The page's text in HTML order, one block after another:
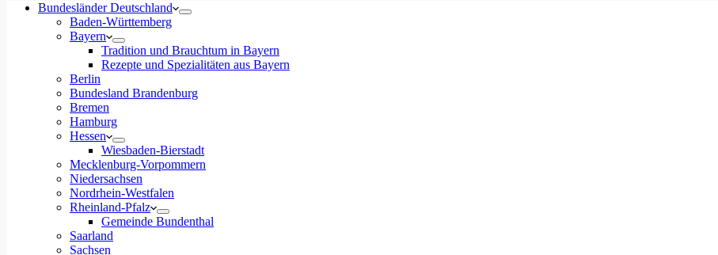
Bundesländer Deutschland
Baden-Württemberg
Bayern
Tradition und Brauchtum in Bayern
Rezepte und Spezialitäten aus Bayern
Berlin
Bundesland Brandenburg
Bremen
Hamburg
Hessen
Wiesbaden-Bierstadt
Mecklenburg-Vorpommern
Niedersachsen
Nordrhein-Westfalen
Rheinland-Pfalz
Gemeinde Bundenthal
Saarland
Sachsen